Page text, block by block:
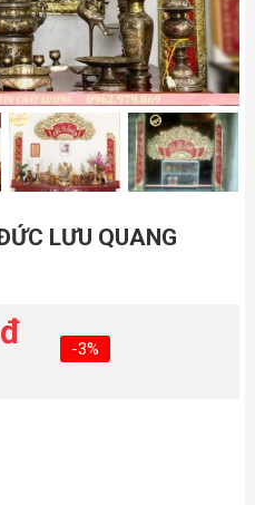
LƯU QUANG
-3%